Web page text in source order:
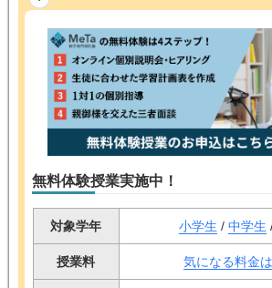
無料体験授業実施中！
対象学年 小学生 / 中学生
授業料 気になる料金